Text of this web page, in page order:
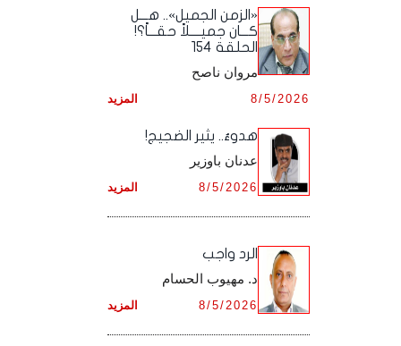
أرشيف شهر نـوفـمـبـر ,
أرشيف شهر ديـسـمـبـر ,
أرشيف شهر أكـتـوبـر ,
أرشيف شهر نـوفـمـبـر ,
أرشيف شهر ديـسـمـبـر ,
أرشيف شهر سـبـتـمـبـر ,
أرشيف شهر أكـتـوبـر ,
أرشيف شهر نـوفـمـبـر ,
أرشيف شهر ديـسـمـبـر ,
«الزمن الجميل».. هـــل
كـــان جميــــلاً حقـــاً؟!
الحلقة 154
مروان ناصح
المزيد 8/5/2026
هدوءٌ.. يثير الضجيج!
عدنان باوزير
المزيد 8/5/2026
الرد واجب
د. مهيوب الحسام
المزيد 8/5/2026